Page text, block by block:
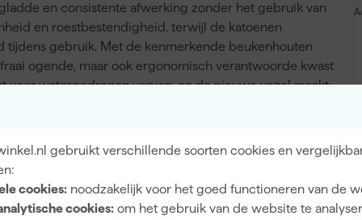
gebruikt verschillende soorten cookies en
cookies: noodzakelijk voor het goed functioneren van de
cookies: om het gebruik van de website te
en consistente afwerking zonder het gebruik van
en roestbestendigheid, terwijl de katoenen
gebruik. Met de kenmerkende beukenhouten
ogende, maar ook ergonomisch verantwoorde kwast
voor watergedragen verven, en de nieuwe vezel maakt
netjes aan te brengen. Kies voor een kwast die
staat voor nauwkeurig schilderwerk.
Patentpuntkwast Pro-Hybrid - Serie 2020